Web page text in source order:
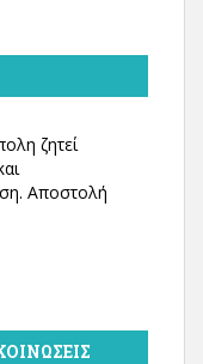
ζητεί
Αποστολή